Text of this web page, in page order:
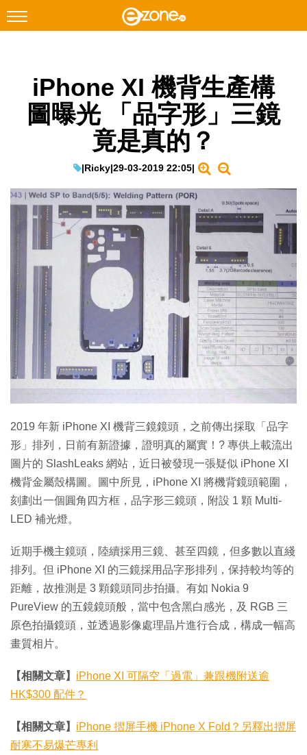
Facebook Instagram
科技焦點
教學評測
EduTech
IT Times
生成式AI與雲端應用
Enterprise Digital Transformation
特集
iPhone XI 機背生產構
圖曝光 「品字形」三鏡
竟是真的？
|Ricky|29-03-2019 22:05|
2019 年新 iPhone XI 機背三鏡鏡頭，之前傳出採取「品字
形」排列，日前有新證據，證明真的屬實！? 專供上載流出
圖片的 SlashLeaks 網站，近日被發現一張疑似 iPhone XI
機背金屬殼構圖。圖中所見，iPhone XI 將機背鏡頭範圍，
刻劃出一個圓角四方框，品字形三鏡頭，附設 1 顆 Multi-
LED 補光燈。
近期手機主鏡頭，陸續採用三鏡、甚至四鏡，但多數以直綫
排列。但 iPhone XI 的三鏡採用品字形排列，保持較均等的
距離，故推測是 3 顆鏡頭同步拍攝。有如 Nokia 9
PureView 的五鏡鏡頭般，當中包含黑白感光，及 RGB 三
原色拍攝鏡頭，並透過影像處理晶片進行合成，構成一幅高
畫質相片。
【相關文章】 iPhone XI 可隔空「過電」兼跟機附送逾
HK$300 配件？
【相關文章】 iPhone 摺屏手機 iPhone X Fold？另釋出摺屏
耐寒不易爆芒專利